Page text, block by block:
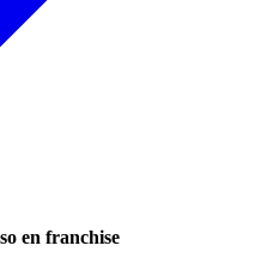
en franchise